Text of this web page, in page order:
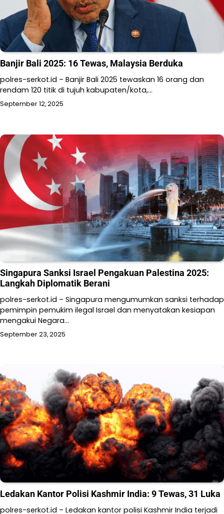
Banjir Bali 2025: 16 Tewas, Malaysia Berduka
polres-serkot.id – Banjir Bali 2025 tewaskan 16 orang dan
rendam 120 titik di tujuh kabupaten/kota,…
September 12, 2025
Singapura Sanksi Israel Pengakuan Palestina 2025:
Langkah Diplomatik Berani
polres-serkot.id – Singapura mengumumkan sanksi terhadap
pemimpin pemukim ilegal Israel dan menyatakan kesiapan
mengakui Negara…
September 23, 2025
Ledakan Kantor Polisi Kashmir India: 9 Tewas, 31 Luka
polres-serkot.id – Ledakan kantor polisi Kashmir India terjadi